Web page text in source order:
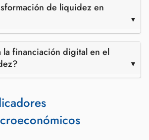
de liquidez en
la financiación digital en el